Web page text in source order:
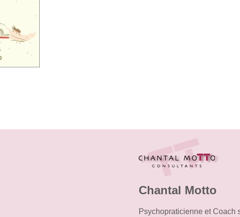
Chantal Motto
Psychopraticienne et Coach